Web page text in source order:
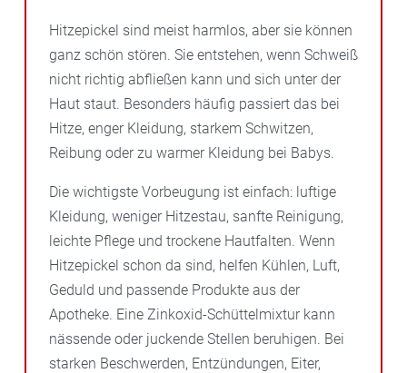
Hitzepickel sind meist harmlos, aber sie können
ganz schön stören. Sie entstehen, wenn Schweiß
nicht richtig abfließen kann und sich unter der
Haut staut. Besonders häufig passiert das bei
Hitze, enger Kleidung, starkem Schwitzen,
Reibung oder zu warmer Kleidung bei Babys.
Die wichtigste Vorbeugung ist einfach: luftige
Kleidung, weniger Hitzestau, sanfte Reinigung,
leichte Pflege und trockene Hautfalten. Wenn
Hitzepickel schon da sind, helfen Kühlen, Luft,
Geduld und passende Produkte aus der
Apotheke. Eine Zinkoxid-Schüttelmixtur kann
nässende oder juckende Stellen beruhigen. Bei
starken Beschwerden, Entzündungen, Eiter,